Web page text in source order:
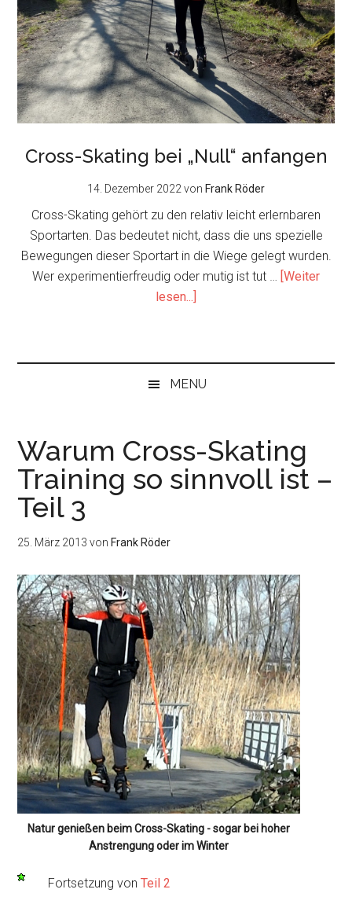
Cross-Skating bei „Null“ anfangen
14. Dezember 2022von Frank Röder
Cross-Skating gehört zu den relativ leicht erlernbaren
Sportarten. Das bedeutet nicht, dass die uns spezielle
Bewegungen dieser Sportart in die Wiege gelegt wurden.
Wer experimentierfreudig oder mutig ist tut … [Weiter
lesen...]
„Null“
MENU
Warum Cross-Skating
Training so sinnvoll ist –
Teil 3
25. März 2013 von Frank Röder
Natur genießen beim Cross-Skating - sogar bei hoher
Anstrengung oder im Winter
Fortsetzung vonTeil 2